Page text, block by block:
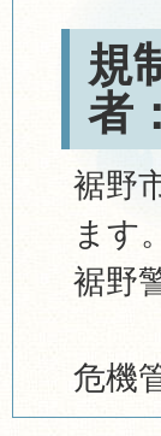
規
者
裾野
ます。
裾野
危機